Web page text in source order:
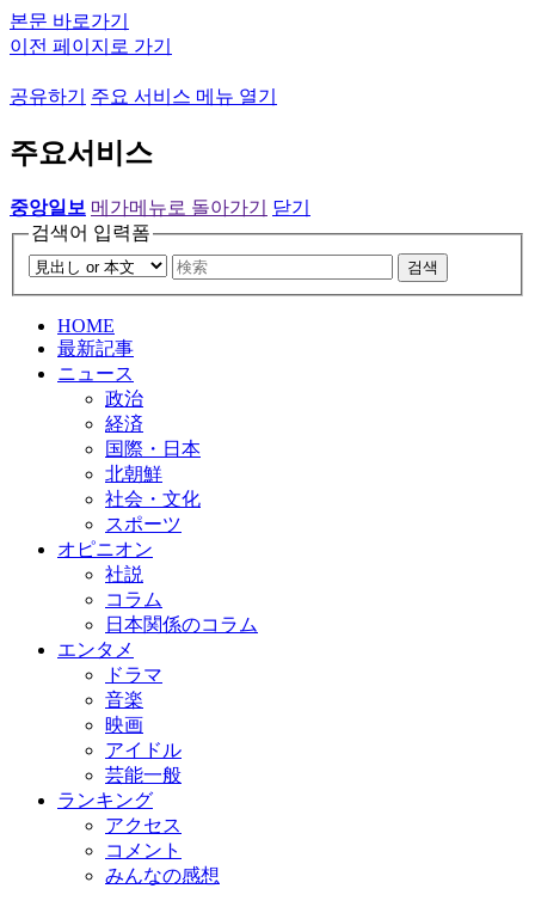
본문 바로가기
이전 페이지로 가기
공유하기 주요 서비스 메뉴 열기
주요서비스
중앙일보 메가메뉴로 돌아가기
닫기
검색어 입력폼
검색
HOME
最新記事
ニュース
政治
経済
国際・日本
北朝鮮
社会・文化
スポーツ
オピニオン
社説
コラム
日本関係のコラム
エンタメ
ドラマ
音楽
映画
アイドル
芸能一般
ランキング
アクセス
コメント
みんなの感想